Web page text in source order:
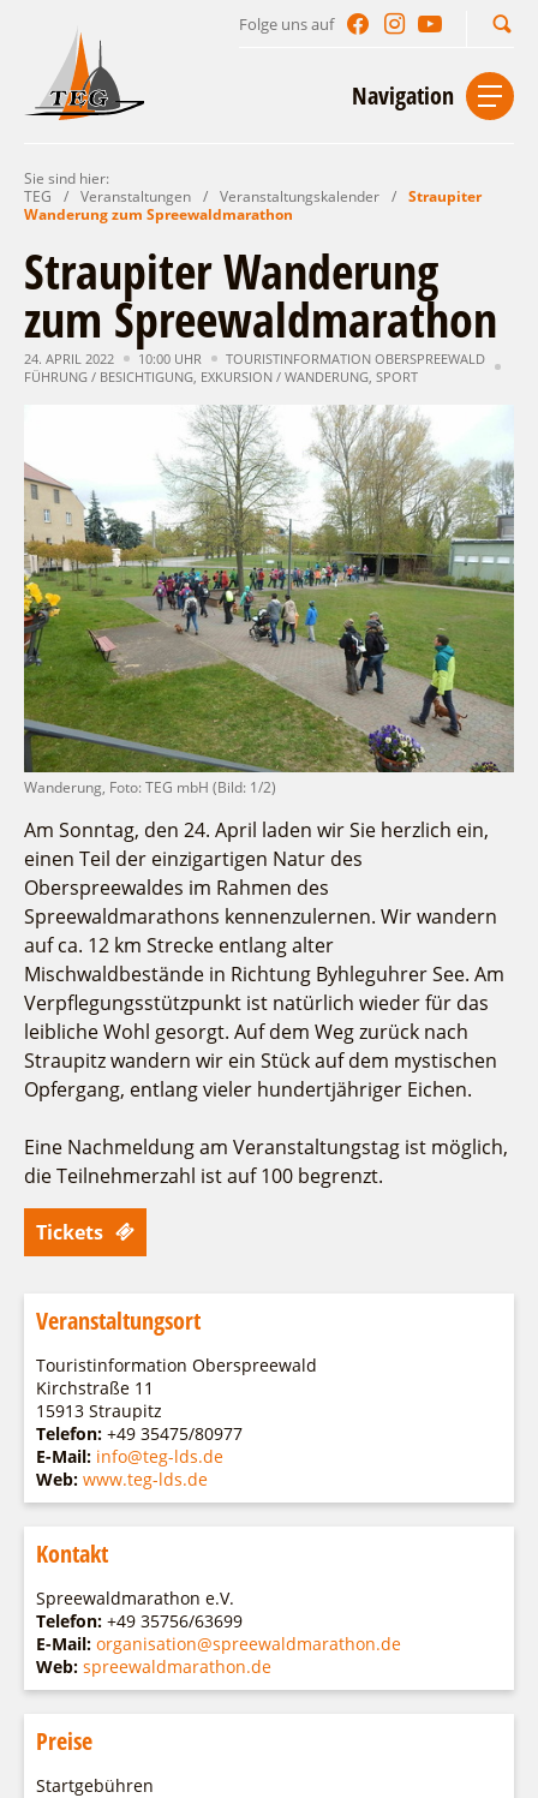
Folge uns auf
Navigation
Start Kontakt
Urlaub im Leichhardt Land
Reisegebiet
Lieblingsorte
Freizeit und Erholung
Auf & im Wasser
Aktiverlebnisse
Einkaufen
Naturlehrpfad Ludwig Leichhardt
Buchbare Angebote
Individuell
Gruppen
Touristinformationen
Fremdenverkehrsvereine
Ludwig Leichhardt
Kahnfahrten
Fahrgastschiff
Unterkünfte finden
Gastgeberverzeichnis
Camping
Ferienhaus- und Campingpark „Ludwig
Spreewälder Seecamping
Campingplatz am Mochowsee
Campingplatz Jessern
Veranstaltungen
Veranstaltungskalender
Veranstaltungshöhepunkte
Wirtschaftsförderung
Regionalentwicklung
SPOT
Bürgerbus
Naturwelt Lieberoser Heide
Q-Gemeinde Schwielochsee
Mein Brandenburg – Infostelen
Unternehmensbetreuung
ILB
WFG
Service
Über uns
Team
Aktuelles
Infomaterial
Warenkorb
Sie sind hier:
TEG
/ Veranstaltungen / Veranstaltungskalender / Straupiter
Wanderung zum Spreewaldmarathon
Straupiter Wanderung
zum Spreewaldmarathon
24. APRIL 2022 10:00 UHR
TOURISTINFORMATION OBERSPREEWALD
FÜHRUNG / BESICHTIGUNG, EXKURSION / WANDERUNG, SPORT
Wanderung, Foto: TEG mbH (Bild: 1/2)
Am Sonntag, den 24. April laden wir Sie herzlich ein,
einen Teil der einzigartigen Natur des
Oberspreewaldes im Rahmen des
Spreewaldmarathons kennenzulernen. Wir wandern
auf ca. 12 km Strecke entlang alter
Mischwaldbestände in Richtung Byhleguhrer See. Am
Verpflegungsstützpunkt ist natürlich wieder für das
leibliche Wohl gesorgt. Auf dem Weg zurück nach
Straupitz wandern wir ein Stück auf dem mystischen
Opfergang, entlang vieler hundertjähriger Eichen.
Eine Nachmeldung am Veranstaltungstag ist möglich,
die Teilnehmerzahl ist auf 100 begrenzt.
Tickets
Veranstaltungsort
Touristinformation Oberspreewald
Kirchstraße 11
15913 Straupitz
Telefon: +49 35475/80977
E-Mail: info@teg-lds.de
Web: www.teg-lds.de
Kontakt
Spreewaldmarathon e.V.
Telefon: +49 35756/63699
E-Mail: organisation@spreewaldmarathon.de
Web: spreewaldmarathon.de
Preise
Startgebühren